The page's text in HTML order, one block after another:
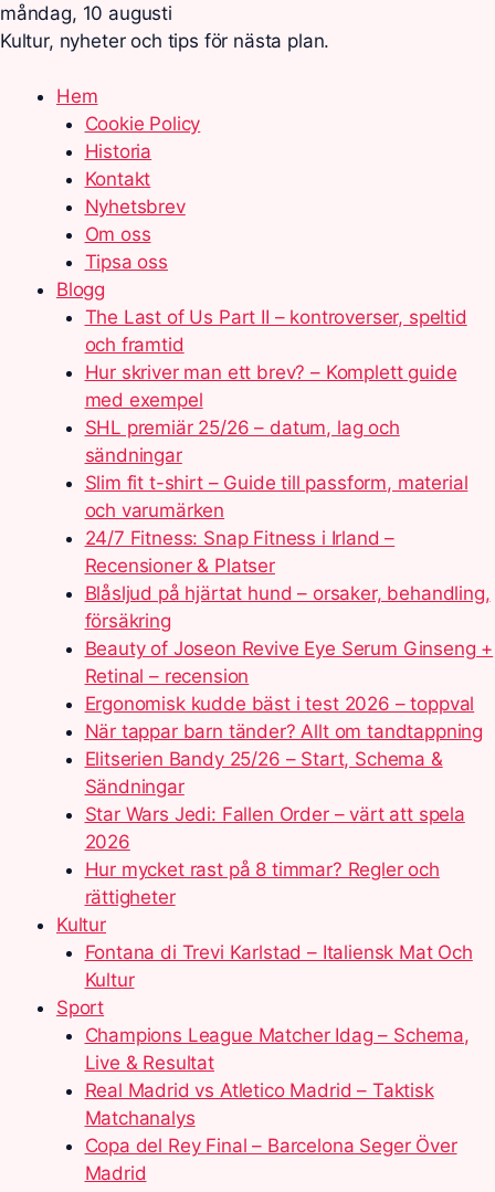
måndag, 10 augusti
Kultur, nyheter och tips för nästa plan.
Hem
Cookie Policy
Historia
Kontakt
Nyhetsbrev
Om oss
Tipsa oss
Blogg
The Last of Us Part II – kontroverser, speltid
och framtid
Hur skriver man ett brev? – Komplett guide
med exempel
SHL premiär 25/26 – datum, lag och
sändningar
Slim fit t-shirt – Guide till passform, material
och varumärken
24/7 Fitness: Snap Fitness i Irland –
Recensioner & Platser
Blåsljud på hjärtat hund – orsaker, behandling,
försäkring
Beauty of Joseon Revive Eye Serum Ginseng +
Retinal – recension
Ergonomisk kudde bäst i test 2026 – toppval
När tappar barn tänder? Allt om tandtappning
Elitserien Bandy 25/26 – Start, Schema &
Sändningar
Star Wars Jedi: Fallen Order – värt att spela
2026
Hur mycket rast på 8 timmar? Regler och
rättigheter
Kultur
Fontana di Trevi Karlstad – Italiensk Mat Och
Kultur
Sport
Champions League Matcher Idag – Schema,
Live & Resultat
Real Madrid vs Atletico Madrid – Taktisk
Matchanalys
Copa del Rey Final – Barcelona Seger Över
Madrid